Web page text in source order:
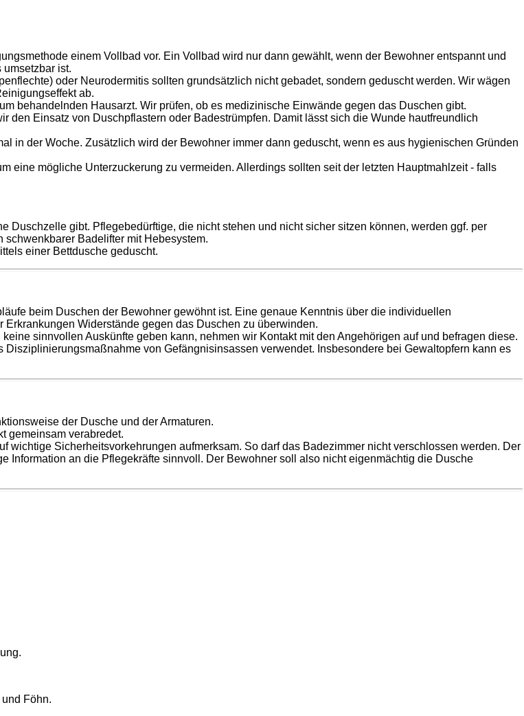
einem Vollbad vor. Ein Vollbad wird nur dann gewählt, wenn der Bewohner entspannt und
ist.
oder Neurodermitis sollten grundsätzlich nicht gebadet, sondern geduscht werden. Wir wägen
ab.
behandelnden Hausarzt. Wir prüfen, ob es medizinische Einwände gegen das Duschen gibt.
den Einsatz von Duschpflastern oder Badestrümpfen. Damit lässt sich die Wunde hautfreundlich
in der Woche. Zusätzlich wird der Bewohner immer dann geduscht, wenn es aus hygienischen Gründen
eine mögliche Unterzuckerung zu vermeiden. Allerdings sollten seit der letzten Hauptmahlzeit - falls
Duschzelle gibt. Pflegebedürftige, die nicht stehen und nicht sicher sitzen können, werden ggf. per
Badelifter mit Hebesystem.
einer Bettdusche geduscht.
beim Duschen der Bewohner gewöhnt ist. Eine genaue Kenntnis über die individuellen
Widerstände gegen das Duschen zu überwinden.
sinnvollen Auskünfte geben kann, nehmen wir Kontakt mit den Angehörigen auf und befragen diese.
von Gefängnisinsassen verwendet. Insbesondere bei Gewaltopfern kann es
der Dusche und der Armaturen.
gemeinsam verabredet.
Sicherheitsvorkehrungen aufmerksam. So darf das Badezimmer nicht verschlossen werden. Der
Information an die Pflegekräfte sinnvoll. Der Bewohner soll also nicht eigenmächtig die Dusche
Föhn.